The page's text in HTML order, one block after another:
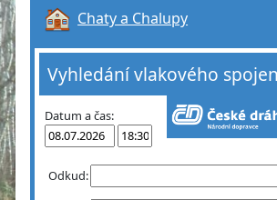
Chaty a Chalupy
Vyhledání vlakového
Datum a čas:
Odkud: